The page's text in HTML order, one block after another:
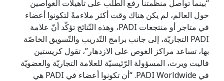
“بينما تواصل منظّمتنا رفع الطّلب على تأهيلات الغواصين
حول العالم، لم يكن هناك وقت أكثر ملاءمةً لتكونوا أعضاء
في متاجر أو منتجعات PADI، وهذه النّتائج تؤكّد أنّ علامة
PADI التجاريّة، إلى جانب برامج التّدريب والتّسويق الخاصّة
بها، تساعد مراكز الغوص على الازدهار”، تقول كريستين
فاليت ويرث، المسؤولة الرّئيسيّة للعلامة التجاريّة والعضويّة
في PADI Worldwide. “أن تكونوا أعضاء في PADI هي